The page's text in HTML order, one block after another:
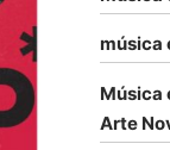
música
Música
Arte